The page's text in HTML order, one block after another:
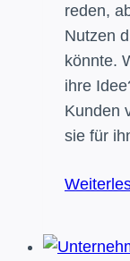
reden,
Nutzen
könnte.
ihre
Kunden
sie für